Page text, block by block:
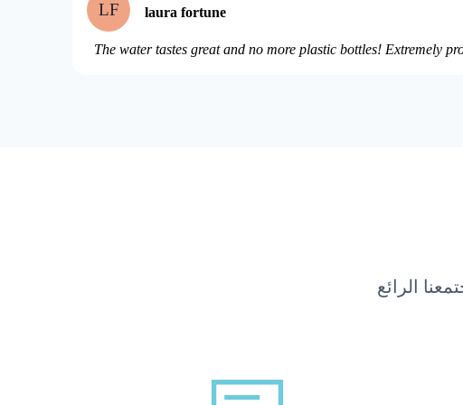
LF laura fortune
The water tastes great and no more plastic bottles! Extremely